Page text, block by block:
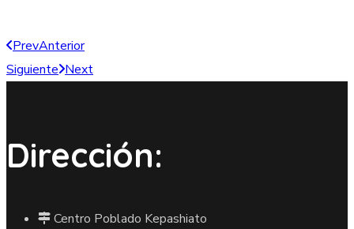
PrevAnterior
Siguiente Next
Dirección:
Centro Poblado Kepashiato